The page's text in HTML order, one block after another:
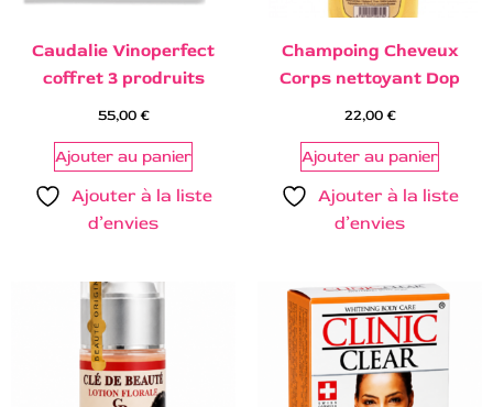
Caudalie Vinoperfect
coffret 3 prodruits
55,00€
Ajouter au panier
Ajouter à la liste
d’envies
Champoing Cheveux
Corps nettoyant Dop
22,00€
Ajouter au panier
Ajouter à la liste
d’envies